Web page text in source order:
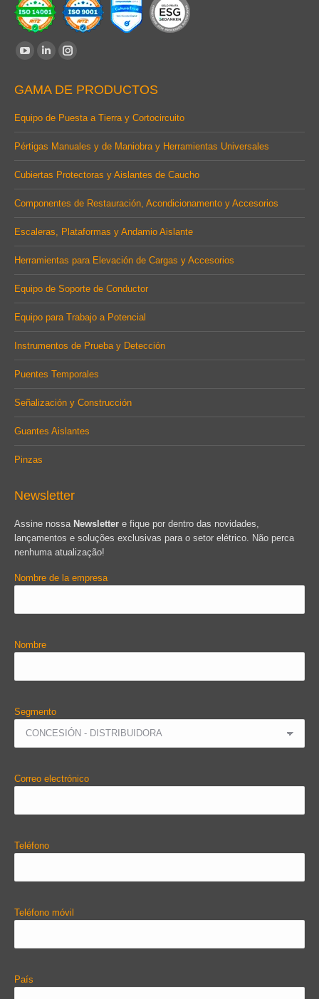
Find us on:
opens
in
window
Linkedin
opens
in
window
Instagram
opens
in
window
GAMA DE PRODUCTOS
Equipo de Puesta a Tierra y Cortocircuito
Pértigas Manuales y de Maniobra y Herramientas Universales
Cubiertas Protectoras y Aislantes de Caucho
Componentes de Restauración, Acondicionamento y Accesorios
Escaleras, Plataformas y Andamio Aislante
Herramientas para Elevación de Cargas y Accesorios
Equipo de Soporte de Conductor
Equipo para Trabajo a Potencial
Instrumentos de Prueba y Detección
Puentes Temporales
Señalización y Construcción
Guantes Aislantes
Pinzas
Newsletter
Assine nossa Newsletter e fique por dentro das novidades,
lançamentos e soluções exclusivas para o setor elétrico. Não perca
nenhuma atualização!
Nombre de la empresa
Nombre
Segmento
Correo electrónico
Teléfono
Teléfono móvil
País